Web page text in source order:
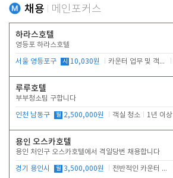
채용 메인포커스
하라스호텔
영등포 하라스호텔
서울 영등포구 시 10,030원 카운터 업무 및 객실관리(청소상태 확인, 객실판매)
루루호텔
부부청소팀 구합니다
인천 남동구 월 2,500,000원 객실 청소 1년 이상
용인 오스카호텔
용인 처인구 오스카호텔에서 격일당번 채용합니다
경기 용인시 월 3,500,000원 전반적인 카운터 업무